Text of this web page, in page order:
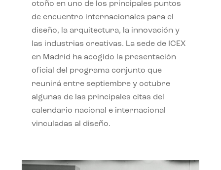
otoño en uno de los principales puntos
de encuentro internacionales para el
diseño, la arquitectura, la innovación y
las industrias creativas. La sede de ICEX
en Madrid ha acogido la presentación
oficial del programa conjunto que
reunirá entre septiembre y octubre
algunas de las principales citas del
calendario nacional e internacional
vinculadas al diseño.